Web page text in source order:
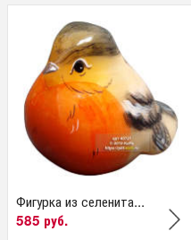
Фигурка из селенита...
585 руб.